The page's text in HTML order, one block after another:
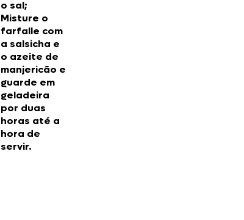
o sal;
Misture o
farfalle com
a salsicha e
o azeite de
manjericão e
guarde em
geladeira
por duas
horas até a
hora de
servir.